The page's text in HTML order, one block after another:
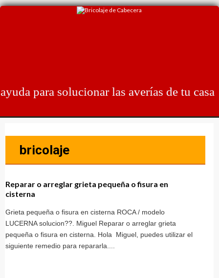
Skip
para solucionar las averías de tu casa
bricolaje
Reparar o arreglar grieta pequeña o fisura en
cisterna
Grieta pequeña o fisura en cisterna ROCA / modelo
LUCERNA solucion??. Miguel Reparar o arreglar grieta
pequeña o fisura en cisterna. Hola Miguel, puedes utilizar el
siguiente remedio para repararla....